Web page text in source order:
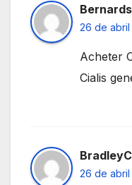
26 de abril
Acheter
Cialis
26 de abril